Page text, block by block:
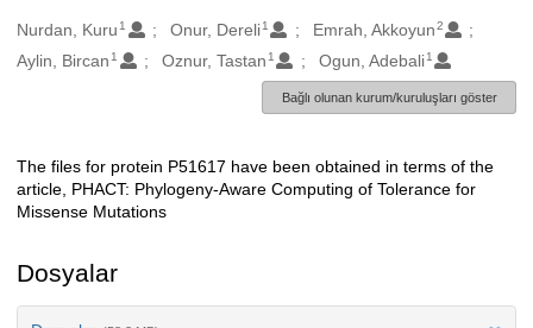
Oluşturanlar
Nurdan, Kuru 1 Onur, Dereli 1 Emrah, Akkoyun2
Aylin, Bircan 1 Oznur, Tastan 1 Ogun, Adebali 1
Bağlı olunan kurum/kuruluşları göster
Açıklama
The files for protein P51617 have been obtained in terms of the
article, PHACT: Phylogeny-Aware Computing of Tolerance for
Missense Mutations
Dosyalar